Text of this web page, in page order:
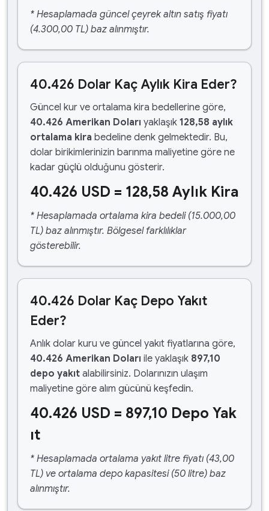
* Hesaplamada güncel çeyrek altın satış fiyatı
(4.300,00 TL) baz alınmıştır.
40.426 Dolar Kaç Aylık Kira Eder?
Güncel kur ve ortalama kira bedellerine göre,
40.426 Amerikan Doları yaklaşık 128,58 aylık
ortalama kira bedeline denk gelmektedir. Bu,
dolar birikimlerinizin barınma maliyetine göre ne
kadar güçlü olduğunu gösterir.
40.426 USD = 128,58 Aylık Kira
* Hesaplamada ortalama kira bedeli (15.000,00
TL) baz alınmıştır. Bölgesel farklılıklar
gösterebilir.
40.426 Dolar Kaç Depo Yakıt
Eder?
Anlık dolar kuru ve güncel yakıt fiyatlarına göre,
40.426 Amerikan Doları ile yaklaşık 897,10
depo yakıt alabilirsiniz. Dolarınızın ulaşım
maliyetine göre alım gücünü keşfedin.
40.426 USD = 897,10 Depo Yak
ıt
* Hesaplamada ortalama yakıt litre fiyatı (43,00
TL) ve ortalama depo kapasitesi (50 litre) baz
alınmıştır.